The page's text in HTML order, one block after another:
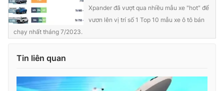
Theo dõi báo trên
Cơ quan báo chí:
Xpander đã vượt qua nhiều mẫu xe "hot" để
vươn lên vị trí số 1 Top 10 mẫu xe ô tô bán
chạy nhất tháng 7/2023.
Tin liên quan